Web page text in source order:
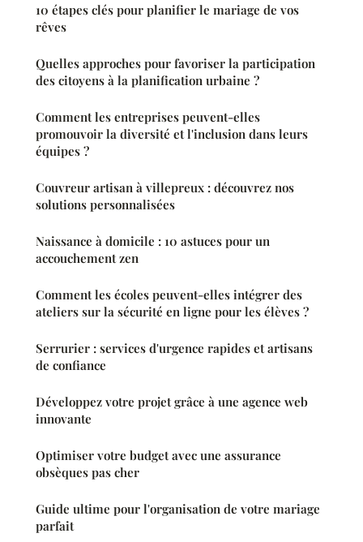
10 étapes clés pour planifier le mariage de vos
rêves
Quelles approches pour favoriser la participation
des citoyens à la planification urbaine ?
Comment les entreprises peuvent-elles
promouvoir la diversité et l'inclusion dans leurs
équipes ?
Couvreur artisan à villepreux : découvrez nos
solutions personnalisées
Naissance à domicile : 10 astuces pour un
accouchement zen
Comment les écoles peuvent-elles intégrer des
ateliers sur la sécurité en ligne pour les élèves ?
Serrurier : services d'urgence rapides et artisans
de confiance
Développez votre projet grâce à une agence web
innovante
Optimiser votre budget avec une assurance
obsèques pas cher
Guide ultime pour l'organisation de votre mariage
parfait